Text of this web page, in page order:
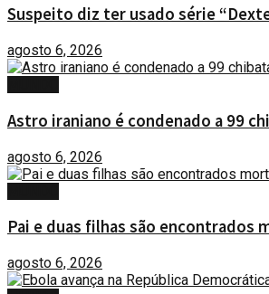
Suspeito diz ter usado série
agosto 6, 2026
Astro iraniano é condenado a 99
agosto 6, 2026
Pai e duas filhas são encontrados
agosto 6, 2026